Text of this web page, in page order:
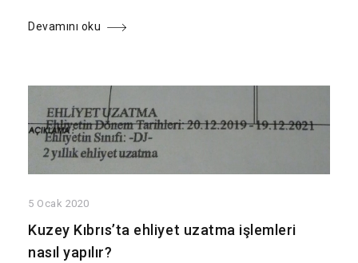
Devamını oku
5 Ocak 2020
Kuzey Kıbrıs’ta ehliyet uzatma işlemleri
nasıl yapılır?